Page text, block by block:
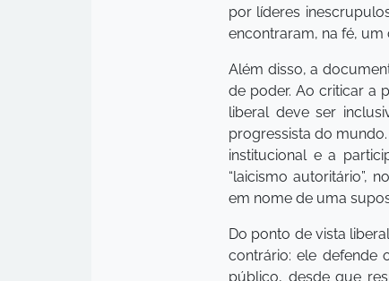
por líderes
encontraram, na fé,
Além disso, a
de poder. Ao criticar a
liberal deve ser
progressista do
institucional e a
“laicismo autoritário”,
em nome de uma
Do ponto de vista
contrário: ele defende
público, desde que